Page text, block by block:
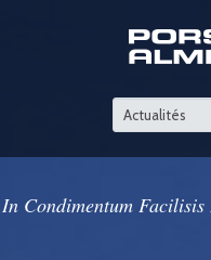
In Condimentum Facilisis